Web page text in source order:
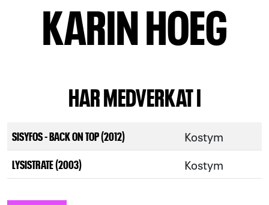
KARIN HOEG
HAR MEDVERKAT I
SISYFOS - BACK ON TOP (2012) Kostym
LYSISTRATE (2003) Kostym